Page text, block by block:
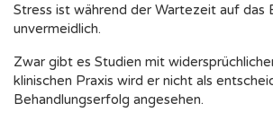
Stress ist während der Wartezeit auf das
unvermeidlich.
Zwar gibt es Studien mit
klinischen Praxis wird er nicht als
Behandlungserfolg angesehen.